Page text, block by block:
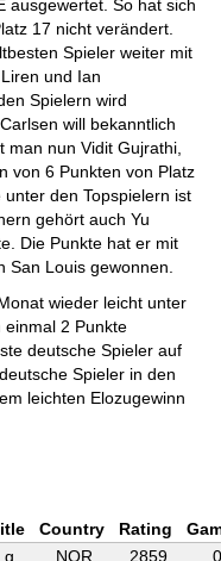
ausgewertet. So hat sich
17 nicht verändert.
Spieler weiter mit
und Ian
Spielern wird
will bekanntlich
man nun Vidit Gujrathi,
von 6 Punkten von Platz
den Topspielern ist
gehört auch Yu
Die Punkte hat er mit
San Louis gewonnen.
wieder leicht unter
2 Punkte
deutsche Spieler auf
Spieler in den
leichten Elozugewinn
Country Rating
g NOR 2859
0